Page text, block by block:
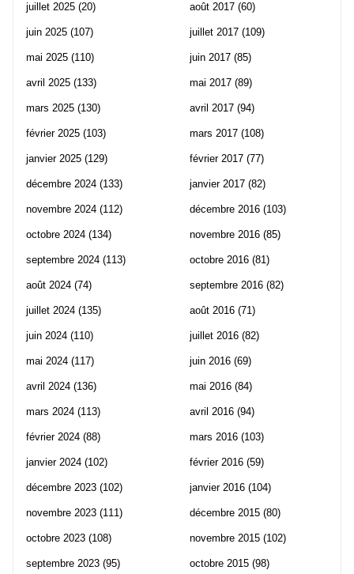
juillet 2025 (20)
juin 2025 (107)
mai 2025 (110)
avril 2025 (133)
mars 2025 (130)
février 2025 (103)
janvier 2025 (129)
décembre 2024 (133)
novembre 2024 (112)
octobre 2024 (134)
septembre 2024 (113)
août 2024 (74)
juillet 2024 (135)
juin 2024 (110)
mai 2024 (117)
avril 2024 (136)
mars 2024 (113)
février 2024 (88)
janvier 2024 (102)
décembre 2023 (102)
novembre 2023 (111)
octobre 2023 (108)
septembre 2023 (95)
août 2017 (60)
juillet 2017 (109)
juin 2017 (85)
mai 2017 (89)
avril 2017 (94)
mars 2017 (108)
février 2017 (77)
janvier 2017 (82)
décembre 2016 (103)
novembre 2016 (85)
octobre 2016 (81)
septembre 2016 (82)
août 2016 (71)
juillet 2016 (82)
juin 2016 (69)
mai 2016 (84)
avril 2016 (94)
mars 2016 (103)
février 2016 (59)
janvier 2016 (104)
décembre 2015 (80)
novembre 2015 (102)
octobre 2015 (98)